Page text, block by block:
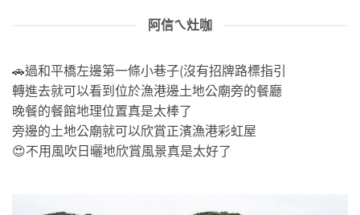
阿信ㄟ灶咖
🚗過和平橋左邊第一條小巷子(沒有招牌路標指引
轉進去就可以看到位於漁港邊土地公廟旁的餐廳
晚餐的餐館地理位置真是太棒了
旁邊的土地公廟就可以欣賞正濱漁港彩虹屋
😍不用風吹日曬地欣賞風景真是太好了